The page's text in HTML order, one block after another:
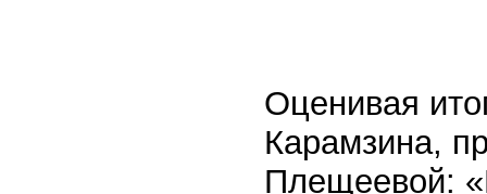
Оценивая
Карамзина,
Плещеевой: